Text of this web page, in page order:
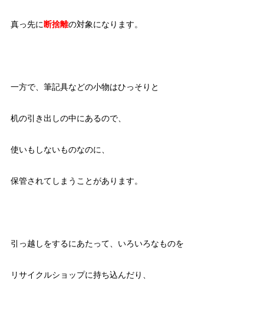
真っ先に 断捨離の対象になります。
一方で、筆記具などの小物はひっそりと
机の引き出しの中にあるので、
使いもしないものなのに、
保管されてしまうことがあります。
引っ越しをするにあたって、いろいろなものを
リサイクルショップに持ち込んだり、